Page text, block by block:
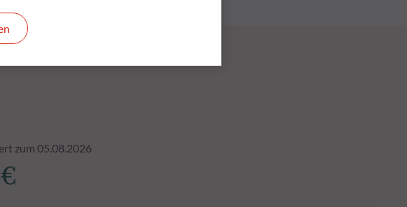
zum 05.08.2026